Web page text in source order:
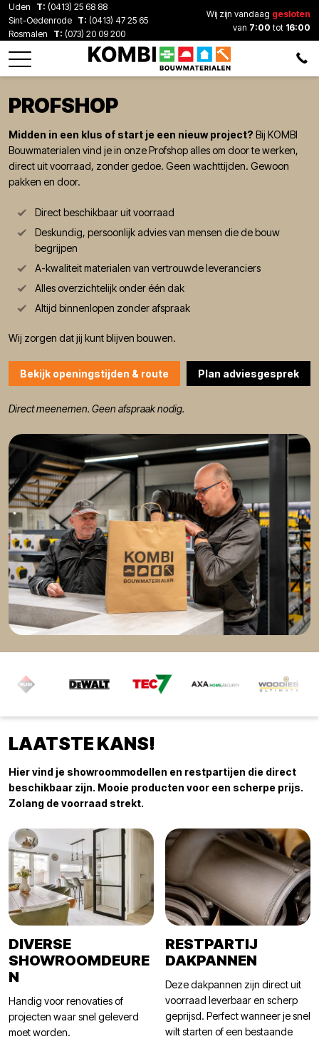
Uden T: (0413) 25 68 88
Sint-Oedenrode T: (0413) 47 25 65
Rosmalen
T: (073) 20 09 200
Wij zijn vandaag gesloten
van 7:00 tot 16:00
PROFSHOP
Midden in een klus of start je een nieuw project? Bij KOMBI
Bouwmaterialen vind je in onze Profshop alles om door te werken,
direct uit voorraad, zonder gedoe. Geen wachttijden. Gewoon
pakken en door.
Direct beschikbaar uit voorraad
Deskundig, persoonlijk advies van mensen die de bouw
begrijpen
A-kwaliteit materialen van vertrouwde leveranciers
Alles overzichtelijk onder één dak
Altijd binnenlopen zonder afspraak
Wij zorgen dat jij kunt blijven bouwen.
Bekijk openingstijden & route Plan adviesgesprek
Direct meenemen. Geen afspraak nodig.
LAATSTE KANS!
Hier vind je showroommodellen en restpartijen die direct
beschikbaar zijn. Mooie producten voor een scherpe prijs.
Zolang de voorraad strekt.
DIVERSE
SHOWROOMDEURE
N
Handig voor renovaties of
projecten waar snel geleverd
moet worden.
RESTPARTIJ
DAKPANNEN
Deze dakpannen zijn direct uit
voorraad leverbaar en scherp
geprijsd. Perfect wanneer je snel
wilt starten of een bestaande